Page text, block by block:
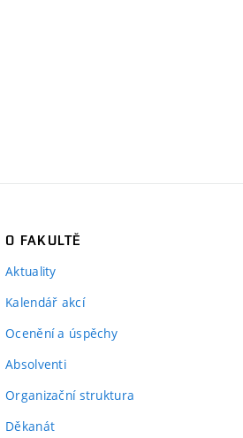
O FAKULTĚ
Aktuality
Kalendář akcí
Ocenění a úspěchy
Absolventi
Organizační struktura
Děkanát